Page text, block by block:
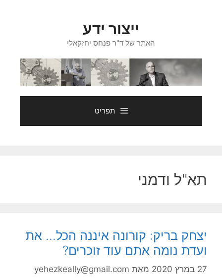
ייצור ידע
האתר של ד"ר פנחס יחזקאלי
תפריט
תא"ל ודמני
יצחק בריק: קורונה איננה הכל… את
ועדת נומה אתם עוד זוכרים?
27 במרץ 2020 מאת yehezkeally@gmail.com